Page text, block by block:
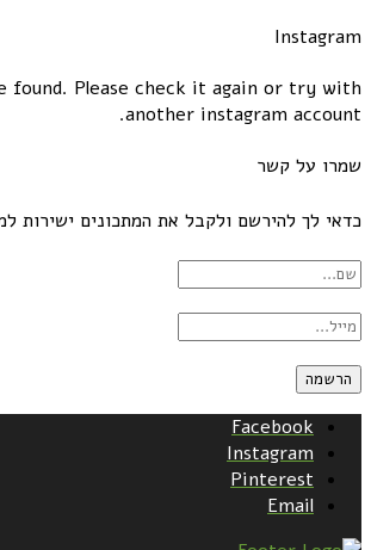
Instagram
found. Please check it again or try with
another instagram account.
שמרו על קשר
כדאי לך להירשם ולקבל את המתכונים ישירות
Facebook
Instagram
Pinterest
Email